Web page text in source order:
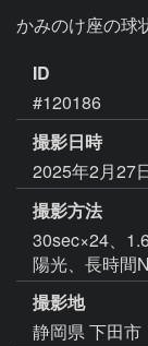
かみのけ座の球
ID
#120186
撮影日時
2025年2月27
撮影方法
30sec×24、
陽光、長時間
撮影地
静岡県 下田市